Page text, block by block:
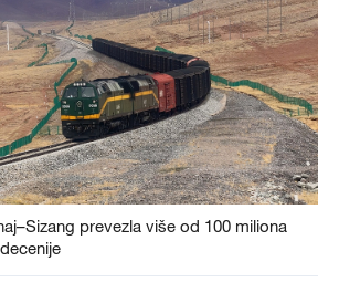
prevezla više od 100 miliona